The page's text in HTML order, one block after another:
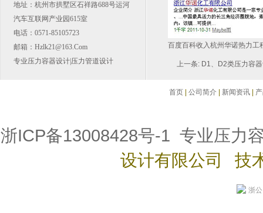
地址：杭州市拱墅区石祥路688号运河
汽车互联网产业园615室
电话：0571-85105723
邮箱：hzlk21@163.com
专业压力容器设计 压力管道设计
百度百科收入杭州华诺热力工
上一条: D1、D2类压力容
首页 公司简介 新闻资讯
浙ICP备13008428号-1 专业压力
设计有限公司 技
浙